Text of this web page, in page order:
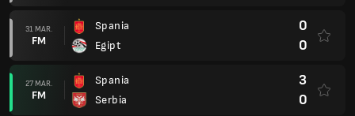
31 MAR.
FM
Spania
Egipt
0
0
27 MAR.
FM
Spania
Serbia
3
0